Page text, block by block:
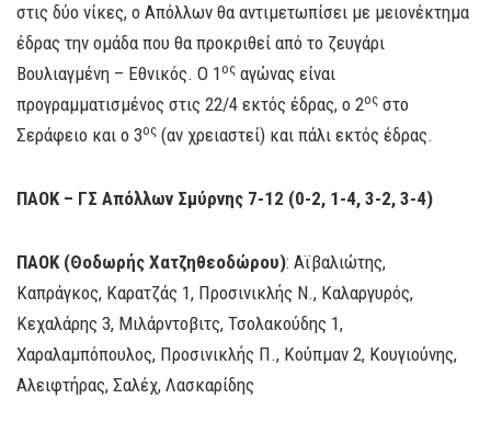
στις δύο νίκες, ο Απόλλων θα αντιμετωπίσει με μειονέκτημα
έδρας την ομάδα που θα προκριθεί από το ζευγάρι
Βουλιαγμένη – Εθνικός. Ο 1ος αγώνας είναι
προγραμματισμένος στις 22/4 εκτός έδρας, ο 2ος στο
Σεράφειο και ο 3ος (αν χρειαστεί) και πάλι εκτός έδρας.
ΠΑΟΚ – ΓΣ Απόλλων Σμύρνης 7-12 (0-2, 1-4, 3-2, 3-4)
ΠΑΟΚ (Θοδωρής Χατζηθεοδώρου): Αϊβαλιώτης,
Καπράγκος, Καρατζάς 1, Προσινικλής Ν., Καλαργυρός,
Κεχαλάρης 3, Μιλάρντοβιτς, Τσολακούδης 1,
Χαραλαμπόπουλος, Προσινικλής Π., Κούπμαν 2, Κουγιούνης,
Αλειφτήρας, Σαλέχ, Λασκαρίδης